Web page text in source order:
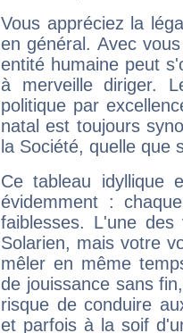
Vous appréciez la
en général. Avec
entité humaine peut
à merveille diriger.
politique par
natal est toujours
la Société, quelle que
Ce tableau idyllique
évidemment :
faiblesses. L'une
Solarien, mais votre
mêler en même
de jouissance sans
risque de conduire
et parfois à la soif